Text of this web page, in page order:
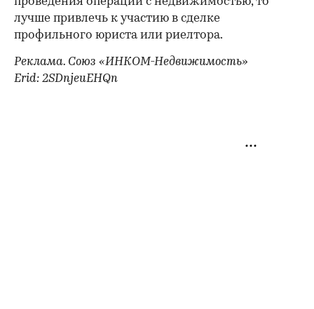
лучше привлечь к участию в сделке
профильного юриста или риелтора.
Реклама. Союз «ИНКОМ-Недвижимость»
Erid: 2SDnjeuEHQn